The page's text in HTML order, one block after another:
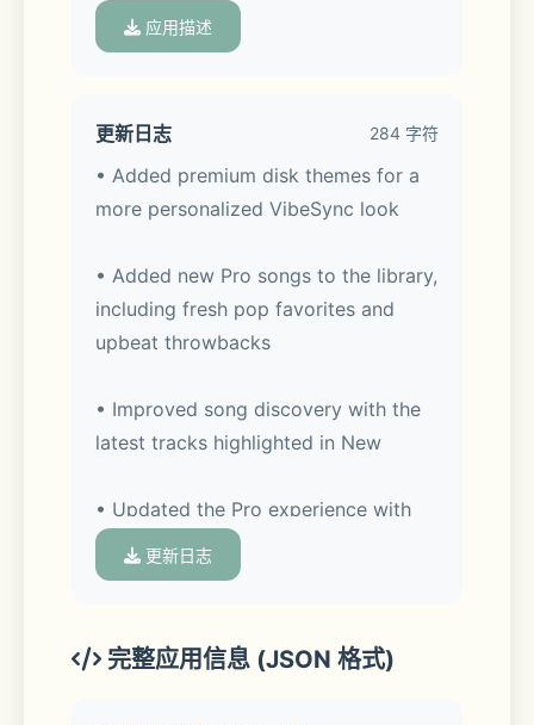
of an EDM track or the delicate
rhythm of a lo-fi beat, you won't just
【CORE FEATURES】
Real-time Haptic Sync: Seamlessly
precision-engineered vibration scripts
that match the beat perfectly.
Pro-Level Script Library: Access a
handcrafted haptic "scores" for
应用描述
更新日志 284 字符
• Added premium disk themes for a
more personalized VibeSync look
• Added new Pro songs to the library,
including fresh pop favorites and
upbeat throwbacks
• Improved song discovery with the
latest tracks highlighted in New
• Updated the Pro experience with
refreshed premium previews
更新日志
完整应用信息 (JSON 格式)